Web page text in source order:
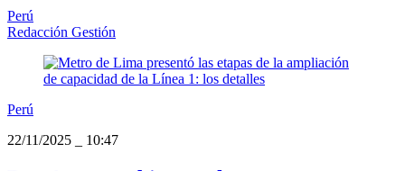
Perú
Redacción Gestión
Perú
22/11/2025
10:47